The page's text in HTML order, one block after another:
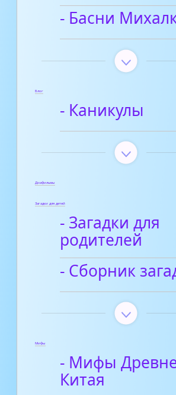
- Басни
Блог
- Каникулы
Диафильмы
Загадки для детей
- Загадки для
родителей
- Сборник
Мифы
- Мифы
Китая